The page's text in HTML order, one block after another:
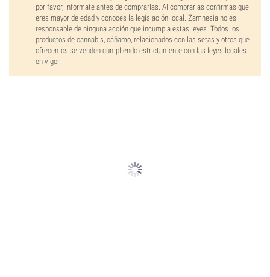
por favor, infórmate antes de comprarlas. Al comprarlas confirmas que
eres mayor de edad y conoces la legislación local. Zamnesia no es
responsable de ninguna acción que incumpla estas leyes. Todos los
productos de cannabis, cáñamo, relacionados con las setas y otros que
ofrecemos se venden cumpliendo estrictamente con las leyes locales
en vigor.